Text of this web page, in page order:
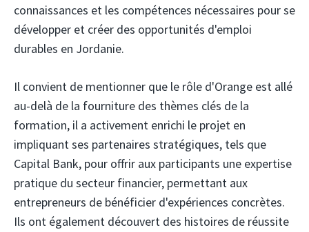
connaissances et les compétences nécessaires pour se
développer et créer des opportunités d'emploi
durables en Jordanie.
Il convient de mentionner que le rôle d'Orange est allé
au-delà de la fourniture des thèmes clés de la
formation, il a activement enrichi le projet en
impliquant ses partenaires stratégiques, tels que
Capital Bank, pour offrir aux participants une expertise
pratique du secteur financier, permettant aux
entrepreneurs de bénéficier d'expériences concrètes.
Ils ont également découvert des histoires de réussite